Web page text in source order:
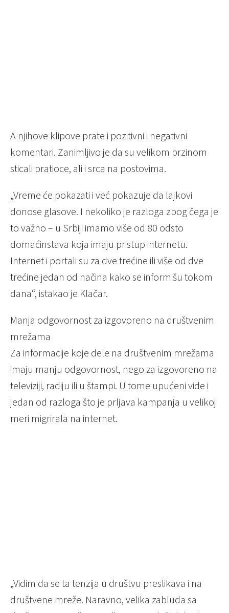
A njihove klipove prate i pozitivni i negativni
komentari. Zanimljivo je da su velikom brzinom
sticali pratioce, ali i srca na postovima.
„Vreme će pokazati i već pokazuje da lajkovi
donose glasove. I nekoliko je razloga zbog čega je
to važno – u Srbiji imamo više od 80 odsto
domaćinstava koja imaju pristup internetu.
Internet i portali su za dve trećine ili više od dve
trećine jedan od načina kako se informišu tokom
dana“, istakao je Klačar.
Manja odgovornost za izgovoreno na društvenim
mrežama
Za informacije koje dele na društvenim mrežama
imaju manju odgovornost, nego za izgovoreno na
televiziji, radiju ili u štampi. U tome upućeni vide i
jedan od razloga što je prljava kampanja u velikoj
meri migrirala na internet.
„Vidim da se ta tenzija u društvu preslikava i na
društvene mreže. Naravno, velika zabluda sa